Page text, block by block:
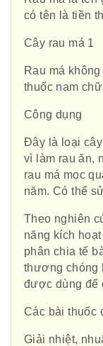
có tên là tiền
Cây rau má 1
Rau má
thuốc nam
Công dụng
Đây là loại
vì làm rau ăn,
rau má mọc
năm. Có thể
Theo nghiên
năng kích
phân chia tế
thương chóng
được dùng để
Các bài thuốc
Giải nhiệt,